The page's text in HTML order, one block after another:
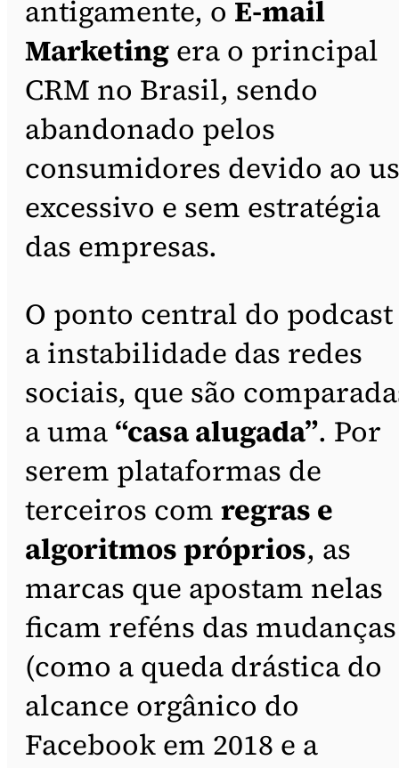
antigamente, o E-mail
Marketing era o principal
CRM no Brasil, sendo
abandonado pelos
consumidores devido ao
excessivo e sem estratégia
das empresas.
O ponto central do podcast
a instabilidade das redes
sociais, que são
a uma “casa alugada”. Por
serem plataformas de
terceiros com regras e
algoritmos próprios, as
marcas que apostam nelas
ficam reféns das mudanças
(como a queda drástica do
alcance orgânico do
Facebook em 2018 e a